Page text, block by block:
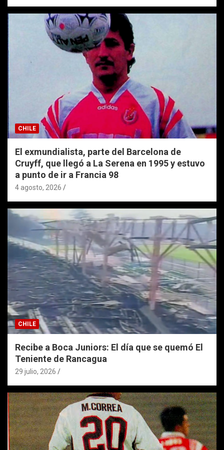
CHILE
El exmundialista, parte del Barcelona de
Cruyff, que llegó a La Serena en 1995 y estuvo
a punto de ir a Francia 98
4 agosto, 2026
CHILE
Recibe a Boca Juniors: El día que se quemó El
Teniente de Rancagua
29 julio, 2026